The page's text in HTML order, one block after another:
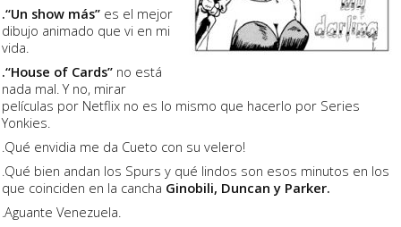
.“Un show más” es el mejor
dibujo animado que vi en mi
vida.
.“House of Cards” no está
nada mal. Y no, mirar
películas por Netflix no es lo mismo que hacerlo por Series
Yonkies.
.Qué envidia me da Cueto con su velero!
.Qué bien andan los Spurs y qué lindos son esos minutos en los
que coinciden en la cancha Ginobili, Duncan y Parker.
.Aguante Venezuela.